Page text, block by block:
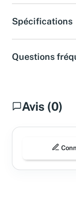
Spécifications
Questions
Avis (0)